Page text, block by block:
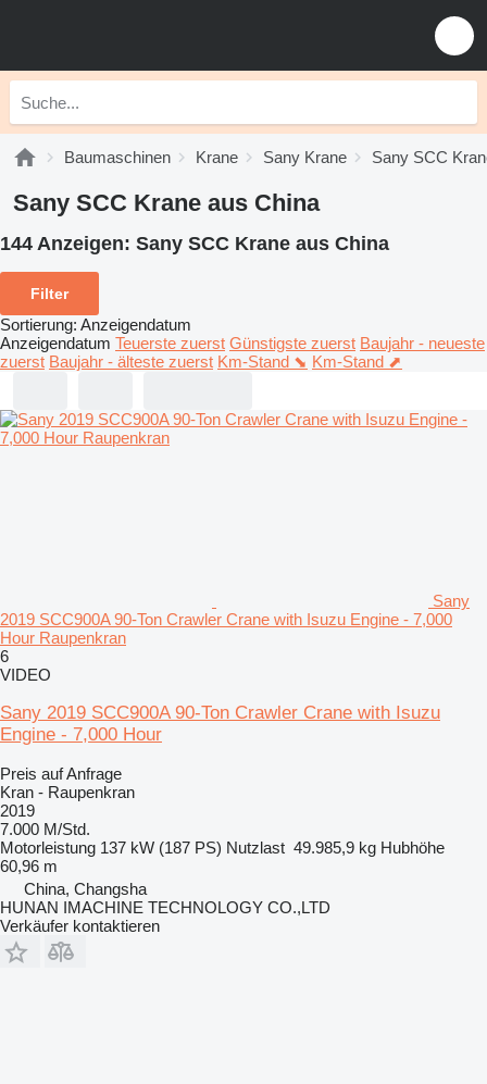
Baumaschinen Krane Sany Krane Sany SCC
Sany SCC Krane aus China
144 Anzeigen: Sany SCC Krane aus China
Filter
Sortierung: Anzeigendatum
Anzeigendatum Teuerste zuerst Günstigste zuerst Baujahr - neueste
zuerst Baujahr - älteste zuerst Km-Stand ⬊ Km-Stand ⬈
Sany
2019 SCC900A 90-Ton Crawler Crane with Isuzu Engine - 7,000
Hour Raupenkran
6
VIDEO
Sany 2019 SCC900A 90-Ton Crawler Crane with Isuzu
Engine - 7,000 Hour
Preis auf Anfrage
Kran - Raupenkran
2019
7.000 M/Std.
Motorleistung 137 kW (187 PS) Nutzlast 49.985,9 kg Hubhöhe
60,96 m
China, Changsha
HUNAN IMACHINE TECHNOLOGY CO.,LTD
Verkäufer kontaktieren